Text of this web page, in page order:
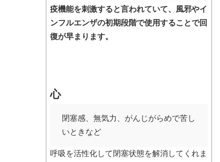
疫機能を刺激すると言われていて、風邪やイ
ンフルエンザの初期段階で使用することで回
復が早まります。
心
閉塞感、無気力、がんじがらめで苦し
いときなど
呼吸を活性化して閉塞状態を解消してくれま